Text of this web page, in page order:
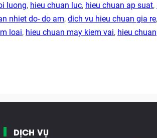
luong, hieu chuan luc, hieu chuan ap suat,
nhiet do- do am, dich vu hieu chuan gia re,
loai, hieu chuan may kiem vai, hieu chuan
DỊCH VỤ